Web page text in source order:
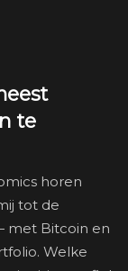
te
horen
tot de
met Bitcoin en
Welke